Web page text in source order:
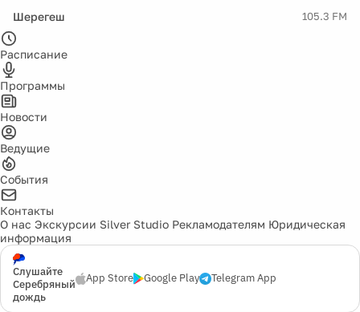
Шерегеш 105.3 FM
Расписание
Программы
Новости
Ведущие
События
Контакты
О нас Экскурсии Silver Studio Рекламодателям Юридическая
информация
Слушайте
Серебряный
дождь
App Store Google Play Telegram App